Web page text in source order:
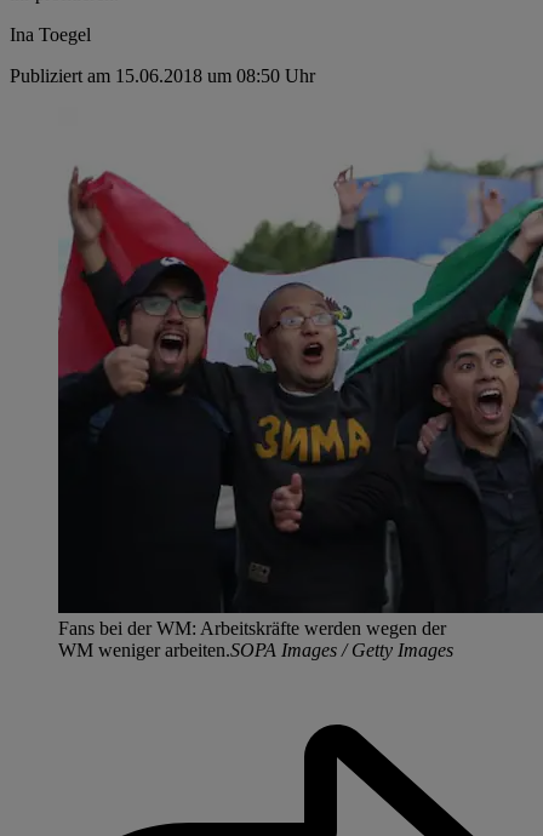
Ina Toegel
Publiziert am 15.06.2018 um 08:50 Uhr
Fans bei der WM: Arbeitskräfte werden wegen der
WM weniger arbeiten.SOPA Images / Getty Images